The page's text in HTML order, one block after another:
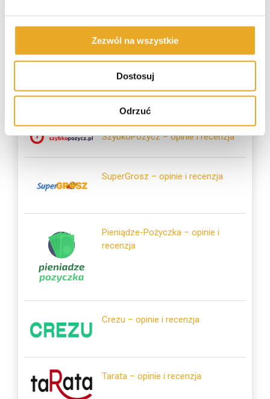
Zezwól na wszystkie
Dostosuj
Odrzuć
Polecane pożyczki
SzybkoPozycz – opinie i recenzja
SuperGrosz – opinie i recenzja
Pieniądze-Pożyczka – opinie i
recenzja
Crezu – opinie i recenzja
Tarata – opinie i recenzja